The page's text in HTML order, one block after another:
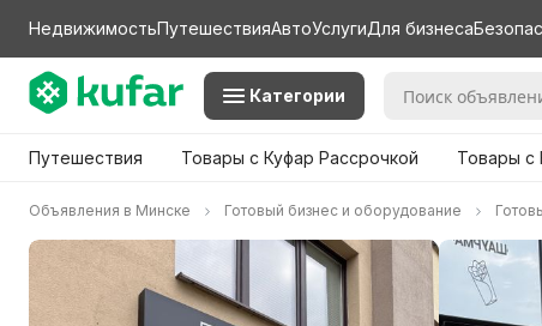
НедвижимостьПутешествияАвтоУслугиДля бизнеса
Категории
Путешествия Товары с Куфар Рассрочкой Товары с
Объявления в Минске Готовый бизнес и оборудование